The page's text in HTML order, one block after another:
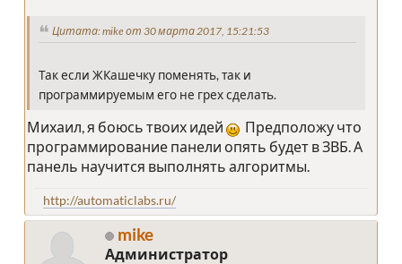
Цитата: mike от 30 марта 2017, 15:21:53
Так если ЖКашечку поменять, так и
программируемым его не грех сделать.
Михаил, я боюсь твоих идей
Предположу что
программирование панели опять будет в ЗВБ. А
панель научится выполнять алгоритмы.
http://automaticlabs.ru/
mike
Администратор